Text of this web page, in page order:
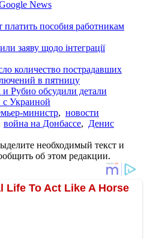
News
платить пособия работникам
заяву щодо інтеграції
количество пострадавших
в пятницу
Рубио обсудили детали
Украиной
министр, новости
война на Донбассе, Денис
необходимый текст и
об этом редакции.